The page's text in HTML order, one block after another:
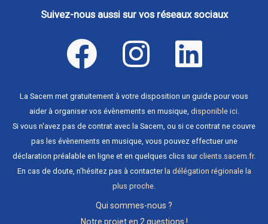
Suivez-nous aussi sur vos réseaux sociaux
La Sacem met gratuitement à votre disposition un guide pour vous
aider à organiser vos évènements en musique, disponible ici.
Si vous n'avez pas de contrat avec la Sacem, ou si ce contrat ne couvre
pas les évènements en musique, vous pouvez effectuer une
déclaration préalable en ligne et en quelques clics surclients.sacem.fr.
En cas de doute, n'hésitez pas à contacterla délégation régionale la
plus proche
Qui sommes-nous ?
Notre projet en 2 questions !